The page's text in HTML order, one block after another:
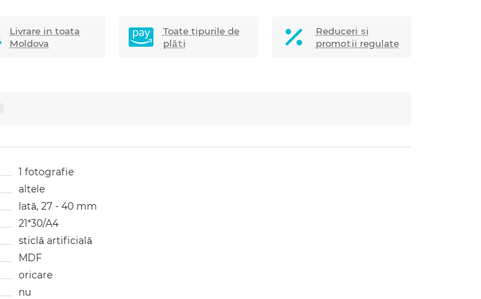
Livrare in toata
Moldova
Toate tipurile de
plăți
Reduceri și
promoții regulate
1 fotografie
altele
lată, 27 - 40 mm
21*30/А4
sticlă artificială
MDF
oricare
nu